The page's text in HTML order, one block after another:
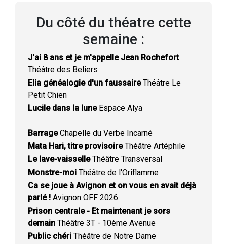
Du côté du théatre cette
semaine :
J'ai 8 ans et je m'appelle Jean Rochefort
Théâtre des Beliers
Elia généalogie d'un faussaireThéâtre Le
Petit Chien
Lucile dans la luneEspace Alya
BarrageChapelle du Verbe Incarné
Mata Hari, titre provisoireThéâtre Artéphile
Le lave-vaisselleThéâtre Transversal
Monstre-moi Théâtre de l'Oriflamme
Ca se joue à Avignon et on vous en avait déjà
parlé ! Avignon OFF 2026
Prison centrale - Et maintenant je sors
demain Théâtre 3T - 10ème Avenue
Public chéri Théâtre de Notre Dame